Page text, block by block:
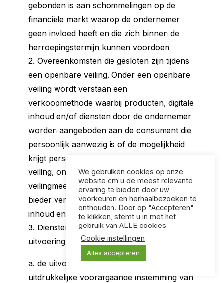
gebonden is aan schommelingen op de
financiële markt waarop de ondernemer
geen invloed heeft en die zich binnen de
herroepingstermijn kunnen voordoen
2. Overeenkomsten die gesloten zijn tijdens
een openbare veiling. Onder een openbare
veiling wordt verstaan een
verkoopmethode waarbij producten, digitale
inhoud en/of diensten door de ondernemer
worden aangeboden aan de consument die
persoonlijk aanwezig is of de mogelijkheid
krijgt persoonlijk aanwezig te zijn op de
veiling, onder leiding van een
veilingmeester, en waarbij de succesvolle
bieder verplicht is de producten, digitale
inhoud en/of diensten af te nemen;
3. Dienstenovereenkomsten, na volledige
uitvoering van de dienst, maar alleen als:
a. de uitvoering is begonnen met
uitdrukkelijke voorafgaande instemming van
We gebruiken cookies op onze
website om u de meest relevante
ervaring te bieden door uw
voorkeuren en herhaalbezoeken te
onthouden. Door op "Accepteren"
te klikken, stemt u in met het
gebruik van ALLE cookies.
Cookie instellingen
Alles accepteren